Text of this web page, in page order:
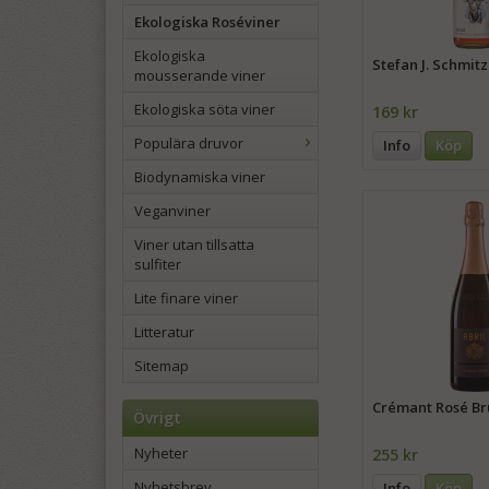
Ekologiska Roséviner
Ekologiska
mousserande viner
Ekologiska söta viner
Populära druvor
Biodynamiska viner
Veganviner
Viner utan tillsatta
sulfiter
Lite finare viner
Litteratur
Sitemap
Övrigt
Nyheter
Stefan J.
169 kr
Info Köp
Crémant Rosé
255 kr